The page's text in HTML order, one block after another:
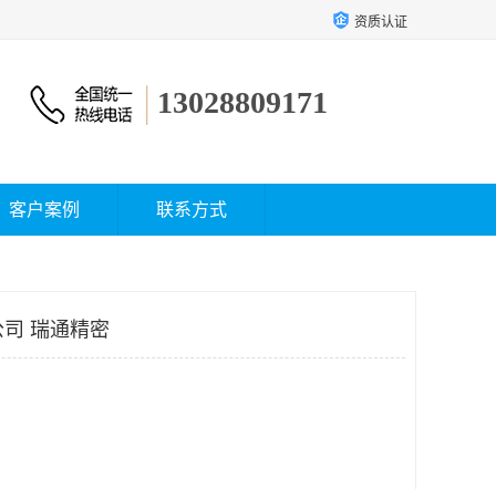
资质认证
13028809171
客户案例 联系方式
瑞通精密